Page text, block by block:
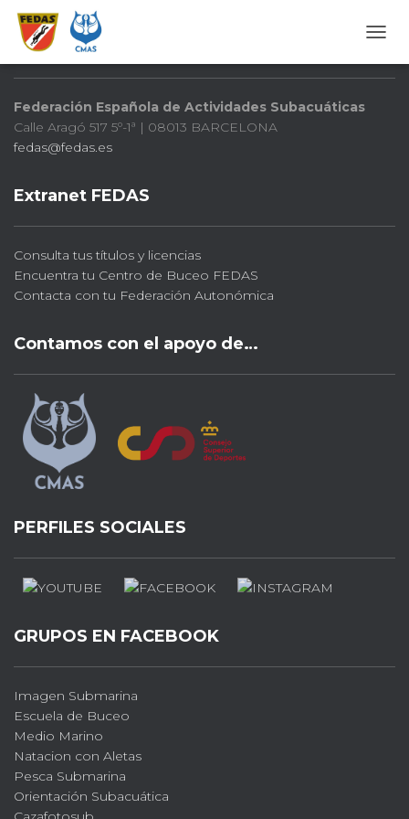
FEDAS
Federación Española de Actividades Subacuáticas
Calle Aragó 517 5º-1ª | 08013 BARCELONA
fedas@fedas.es
Extranet FEDAS
Consulta tus títulos y licencias
Encuentra tu Centro de Buceo FEDAS
Contacta con tu Federación Autonómica
Contamos con el apoyo de…
PERFILES SOCIALES
GRUPOS EN FACEBOOK
Imagen Submarina
Escuela de Buceo
Medio Marino
Natacion con Aletas
Pesca Submarina
Orientación Subacuática